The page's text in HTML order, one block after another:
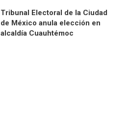
Tribunal Electoral de la Ciudad
de México anula elección en
alcaldía Cuauhtémoc